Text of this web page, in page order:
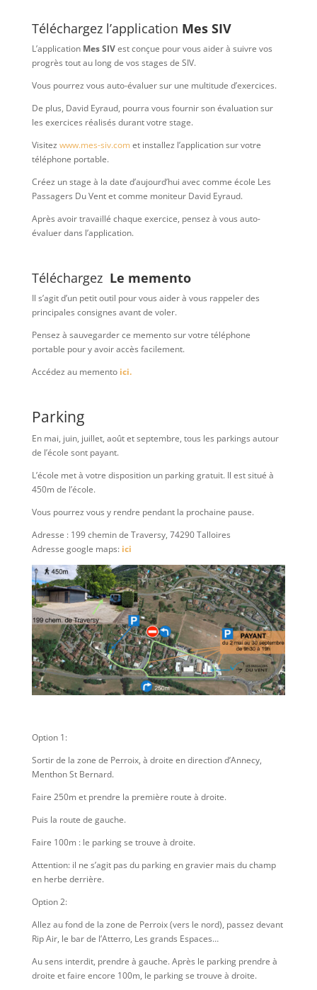
Téléchargez l’application Mes SIV
L’application Mes SIVest conçue pour vous aider à suivre vos
progrès tout au long de vos stages de SIV.
Vous pourrez vous auto-évaluer sur une multitude d’exercices.
De plus, David Eyraud, pourra vous fournir son évaluation sur
les exercices réalisés durant votre stage.
Visitez www.mes-siv.comet installez l’application sur votre
téléphone portable.
Créez un stage à la date d’aujourd’hui avec comme école Les
Passagers Du Vent et comme moniteur David Eyraud.
Après avoir travaillé chaque exercice, pensez à vous auto-
évaluer dans l’application.
Téléchargez Le memento
Il s’agit d’un petit outil pour vous aider à vous rappeler des
principales consignes avant de voler.
Pensez à sauvegarder ce memento sur votre téléphone
portable pour y avoir accès facilement.
Accédez au memento ici.
Parking
En mai, juin, juillet, août et septembre, tous les parkings autour
de l’école sont payant.
L’école met à votre disposition un parking gratuit. Il est situé à
450m de l’école.
Vous pourrez vous y rendre pendant la prochaine pause.
Adresse : 199 chemin de Traversy, 74290 Talloires
Adresse google maps: ici
Option 1:
Sortir de la zone de Perroix, à droite en direction d’Annecy,
Menthon St Bernard.
Faire 250m et prendre la première route à droite.
Puis la route de gauche.
Faire 100m : le parking se trouve à droite.
Attention: il ne s’agit pas du parking en gravier mais du champ
en herbe derrière.
Option 2:
Allez au fond de la zone de Perroix (vers le nord), passez devant
Rip Air, le bar de l’Atterro, Les grands Espaces…
Au sens interdit, prendre à gauche. Après le parking prendre à
droite et faire encore 100m, le parking se trouve à droite.